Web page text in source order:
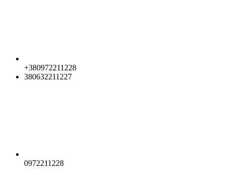
+380972211228
380632211227
0972211228